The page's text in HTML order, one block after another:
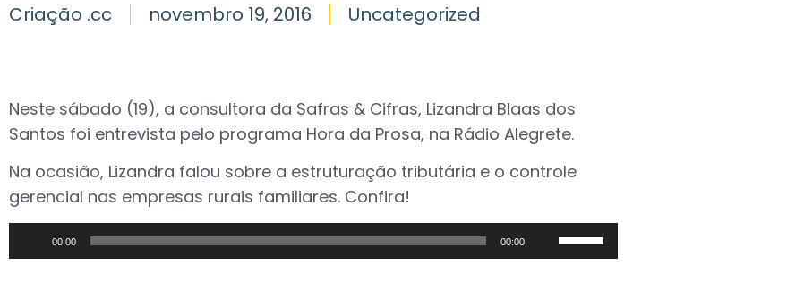
Criação .cc novembro 19, 2016 Uncategorized
Neste sábado (19), a consultora da Safras & Cifras, Lizandra Blaas dos
Santos foi entrevista pelo programa Hora da Prosa, na Rádio Alegrete.
Na ocasião, Lizandra falou sobre a estruturação tributária e o controle
gerencial nas empresas rurais familiares. Confira!
Tocador
de
00:00 00:00
Use
as